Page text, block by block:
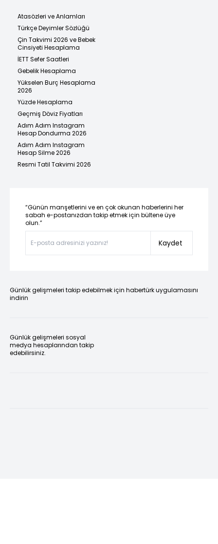
Atasözleri ve Anlamları
Türkçe Deyimler Sözlüğü
Çin Takvimi 2026 ve Bebek
Cinsiyeti Hesaplama
İETT Sefer Saatleri
Gebelik Hesaplama
Yükselen Burç Hesaplama
2026
Yüzde Hesaplama
Geçmiş Döviz Fiyatları
Adım Adım Instagram
Hesap Dondurma 2026
Adım Adım Instagram
Hesap Silme 2026
Resmi Tatil Takvimi 2026
“Günün manşetlerini ve en çok okunan haberlerini her
sabah e-postanızdan takip etmek için bültene üye
olun.”
Kaydet
Günlük gelişmeleri takip edebilmek için habertürk uygulamasını
indirin
Günlük gelişmeleri sosyal
medya hesaplarından takip
edebilirsiniz.